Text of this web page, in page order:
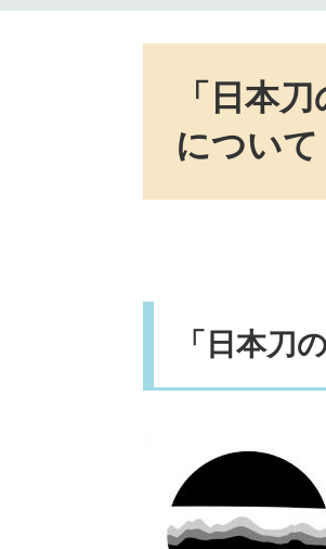
「日本
について
「日本刀